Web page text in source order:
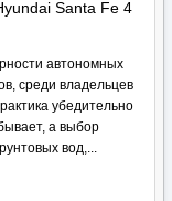
Santa Fe 4
автономных
среди владельцев
убедительно
а выбор
вод,...